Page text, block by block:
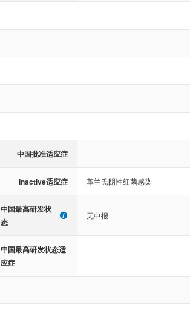
中国批准适应症
Inactive适应症 革兰氏阴性细菌感染
中国最高研发状
态
无申报
中国最高研发状态适
应症